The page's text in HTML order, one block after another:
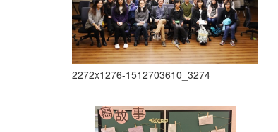
2272x1276-1512703610_3274